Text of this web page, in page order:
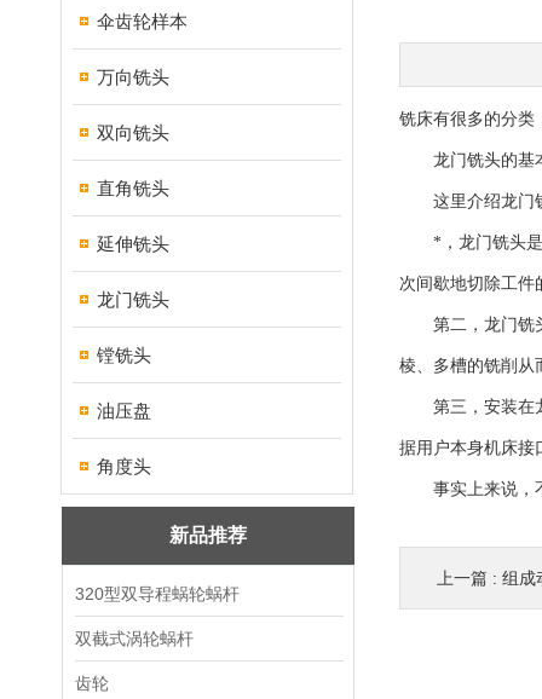
伞齿轮样本
万向铣头
双向铣头
直角铣头
延伸铣头
龙门铣头
镗铣头
油压盘
角度头
新品推荐
320型双导程蜗轮蜗杆
双截式涡轮蜗杆
齿轮
铣床有很多的分类
龙门铣头的基
这里介绍龙门铣
*，龙门铣头是
次间歇地切除工件
第二，龙门铣头
棱、多槽的铣削从
第三，安装在龙
据用户本身机床接
事实上来说，不
上一篇 : 组成